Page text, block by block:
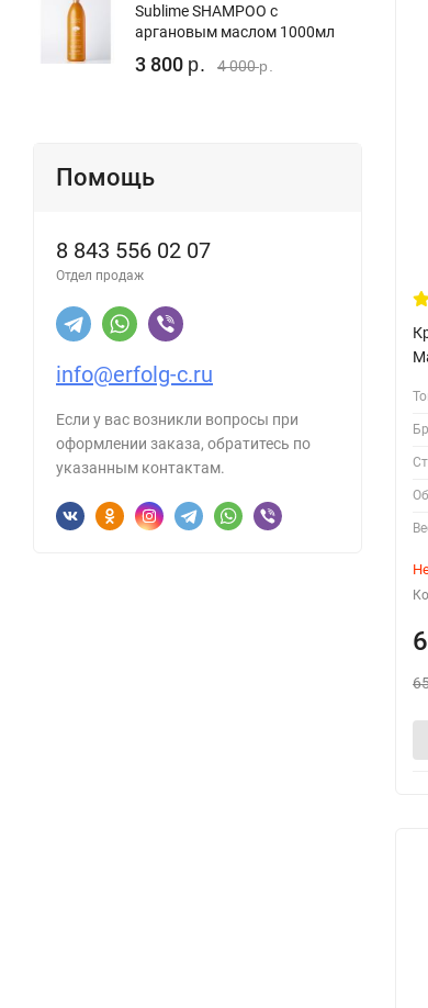
Sublime SHAMPOO с
аргановым маслом 1000мл
3 800 р. 4 000р.
Помощь
8 843 556 02 07
Отдел продаж
info@erfolg-c.ru
Если у вас возникли вопросы при
оформлении заказа, обратитесь по
указанным контактам.